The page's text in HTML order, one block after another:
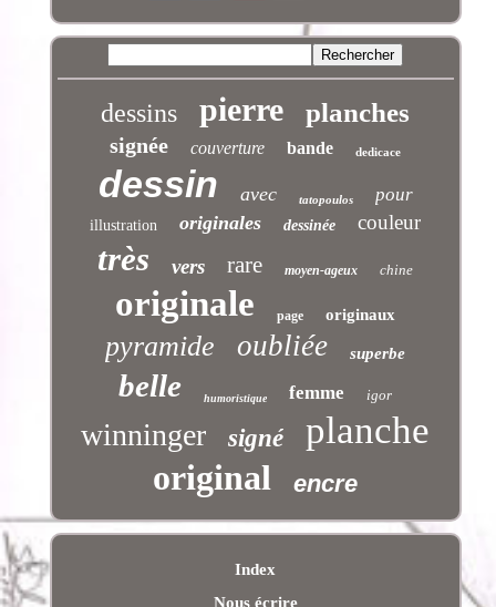
dessins pierre planches
signée couverture bande dedicace
dessin avec tatopoulos pour
illustration originales dessinée couleur
très vers rare moyen-ageux chine
originale page originaux
pyramide oubliée superbe
belle humoristique femme igor
winninger signé planche
original encre
Index
Nous écrire